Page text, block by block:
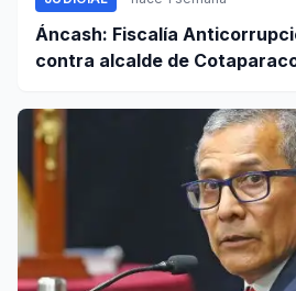
Áncash: Fiscalía
contra alcalde de